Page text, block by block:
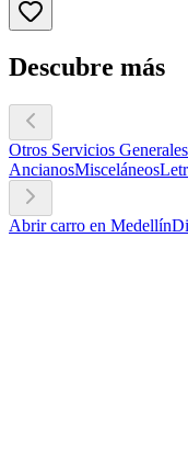
Descubre más
Otros Servicios Generales
AncianosMisceláneos
Abrir carro en Medellín